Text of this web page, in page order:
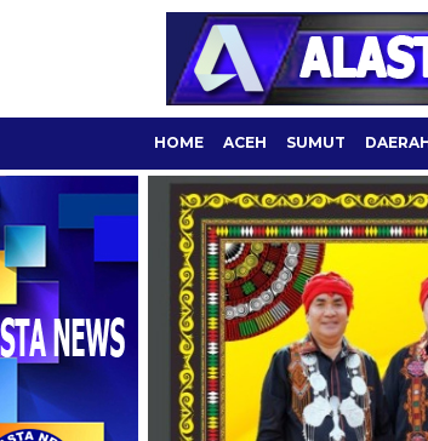
HOME ACEH SUMUT